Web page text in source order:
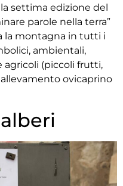
settima edizione del
parole nella terra”
la montagna in tutti i
ambientali,
agricoli (piccoli frutti,
ovicaprino